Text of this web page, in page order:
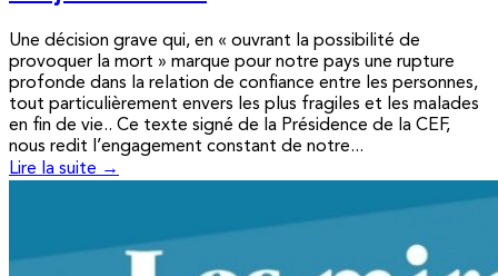
Une décision grave qui, en « ouvrant la possibilité de
provoquer la mort » marque pour notre pays une rupture
profonde dans la relation de confiance entre les personnes,
tout particulièrement envers les plus fragiles et les malades
en fin de vie.. Ce texte signé de la Présidence de la CEF,
nous redit l’engagement constant de notre...
Lire la suite →